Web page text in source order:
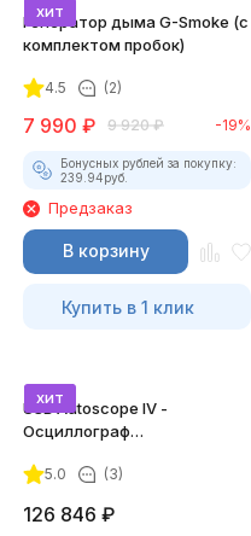
хит
Генератор дыма G-Smoke (c
комплектом пробок)
4.5 (2)
7 990 ₽ 9 920 ₽ -19%
Бонусных рублей за покупку:
239.94руб.
Предзаказ
В корзину
Купить в 1 клик
хит
USB Autoscope IV -
Осциллограф
комплект)
5.0 (3)
126 846 ₽